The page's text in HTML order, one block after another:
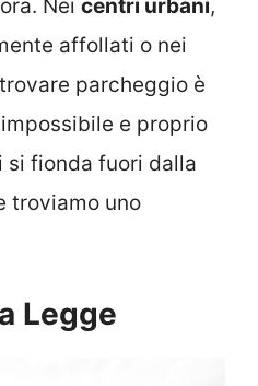
Nei centri urbani,
affollati o nei
parcheggio è
e proprio
si fionda fuori dalla
troviamo uno
Legge